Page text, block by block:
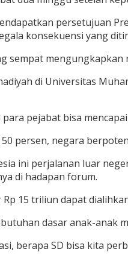
persetujuan
konsekuensi yang
sempat
di Universitas
pejabat bisa
persen, negara
ini perjalanan luar
di hadapan forum.
15 triliun dapat
dasar anak-anak
berapa SD bisa kita